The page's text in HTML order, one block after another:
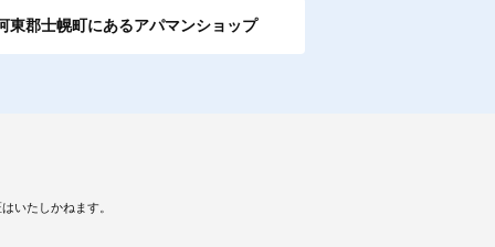
東郡士幌町にあるアパマンショップ
いたしかねます。